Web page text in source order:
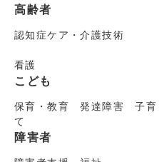
高齢者
認知症ケア・介護技術
看護
こども
保育・教育 発達障害 子育
て
障害者